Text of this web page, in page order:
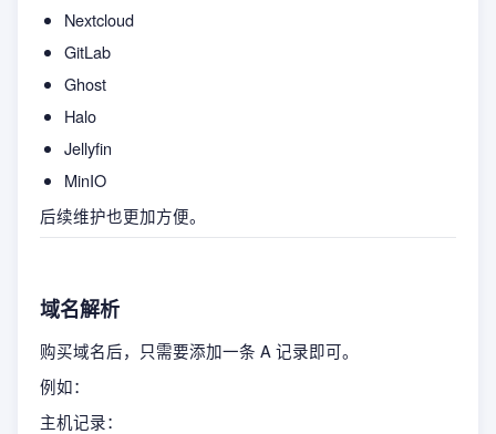
Nextcloud
GitLab
Ghost
Halo
Jellyfin
MinIO
后续维护也更加方便。
域名解析
购买域名后，只需要添加一条 A 记录即可。
例如：
主机记录：